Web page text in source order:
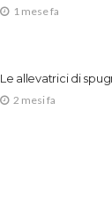
1 mese fa
Le allevatrici di
2 mesi fa